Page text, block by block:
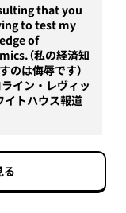
that you
to test my
of
（私の経済知
のは侮辱です）
イン・レヴィッ
イトハウス報道
る